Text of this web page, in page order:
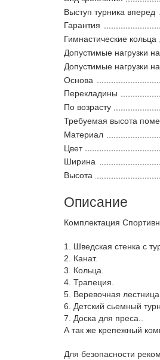
Выступ турника вперед
Гарантия
Гимнастические кольца
Допустимые нагрузки
Допустимые нагрузки
Основа
Перекладины
По возрасту
Требуемая высота
Материал
Цвет
Ширина
Высота
Описание
Комплектация
1. Шведская стенка с
2. Канат.
3. Кольца.
4. Трапеция.
5. Веревочная лестница.
6. Детский сьемный
7. Доска для преса..
А так же крепежный
Для безопасности